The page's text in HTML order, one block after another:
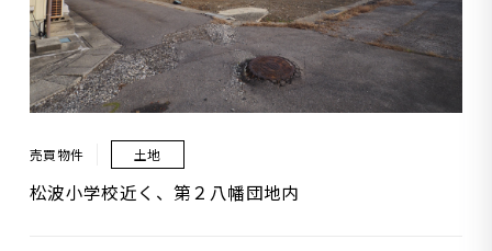
売買物件 土地
松波小学校近く、第２八幡団地内